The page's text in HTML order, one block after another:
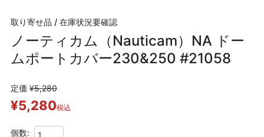
取り寄せ品 / 在庫状況要確認
ノーティカム（Nauticam）NA ドー
ムポートカバー230&250 #21058
定価 ¥5,280
¥5,280税込